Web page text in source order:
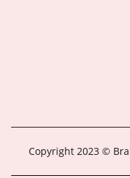
Copyright 2023 ©